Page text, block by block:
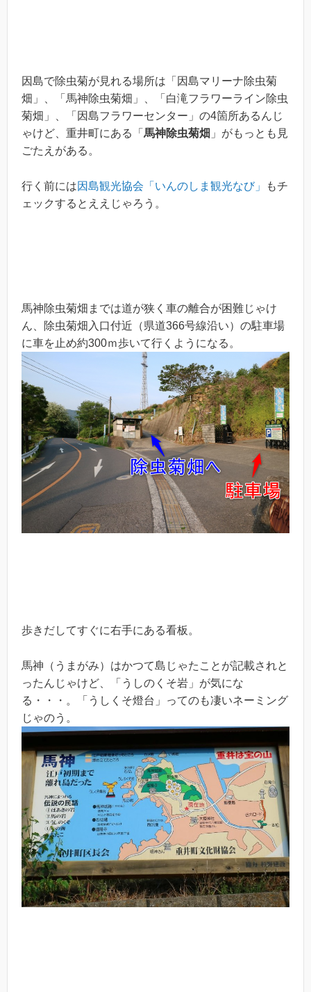
因島で除虫菊が見れる場所は「因島マリーナ除虫菊
畑」、「馬神除虫菊畑」、「白滝フラワーライン除虫
菊畑」、「因島フラワーセンター」の4箇所あるんじ
ゃけど、重井町にある「 馬神除虫菊畑 」がもっとも見
ごたえがある。
行く前には因島観光協会「いんのしま観光なび」
もチ
ェックするとええじゃろう。
馬神除虫菊畑までは道が狭く車の離合が困難じゃけ
ん、除虫菊畑入口付近（県道366号線沿い）の駐車場
に車を止め約300ｍ歩いて行くようになる。
歩きだしてすぐに右手にある看板。
馬神（うまがみ）はかつて島じゃたことが記載されと
ったんじゃけど、「うしのくそ岩」が気にな
る・・・。「うしくそ燈台」ってのも凄いネーミング
じゃのう。